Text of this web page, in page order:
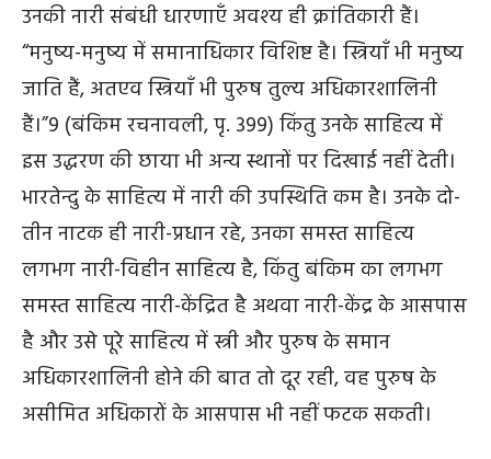
उनकी नारी संबंधी धारणाएँ अवश्य ही क्रांतिकारी हैं।
“मनुष्य-मनुष्य में समानाधिकार विशिष्ट है। स्त्रियाँ भी मनुष्य
जाति हैं, अतएव स्त्रियाँ भी पुरुष तुल्य अधिकारशालिनी
हैं।”9 (बंकिम रचनावली, पृ. 399) किंतु उनके साहित्य में
इस उद्धरण की छाया भी अन्य स्थानों पर दिखाई नहीं देती।
भारतेन्दु के साहित्य में नारी की उपस्थिति कम है। उनके दो-
तीन नाटक ही नारी-प्रधान रहे, उनका समस्त साहित्य
लगभग नारी-विहीन साहित्य है, किंतु बंकिम का लगभग
समस्त साहित्य नारी-केंद्रित है अथवा नारी-केंद्र के आसपास
है और उसे पूरे साहित्य में स्त्री और पुरुष के समान
अधिकारशालिनी होने की बात तो दूर रही, वह पुरुष के
असीमित अधिकारों के आसपास भी नहीं फटक सकती।